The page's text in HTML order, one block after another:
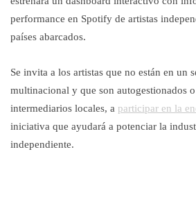
performance en Spotify de artistas
países abarcados.
Se invita a los artistas que no están en un
multinacional y que son autogestionados
intermediarios locales, a participar en la
iniciativa que ayudará a potenciar la
independiente.